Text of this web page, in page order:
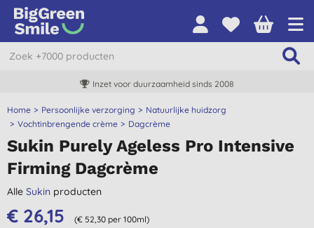
Inzet voor duurzaamheid sinds 2008
Home Persoonlijke verzorging
Natuurlijke huidzorg
Vochtinbrengende crème
Dagcrème
Sukin Purely Ageless Pro Intensive
Firming Dagcrème
Alle Sukin producten
€ 26,15 (€ 52,30 per 100ml)